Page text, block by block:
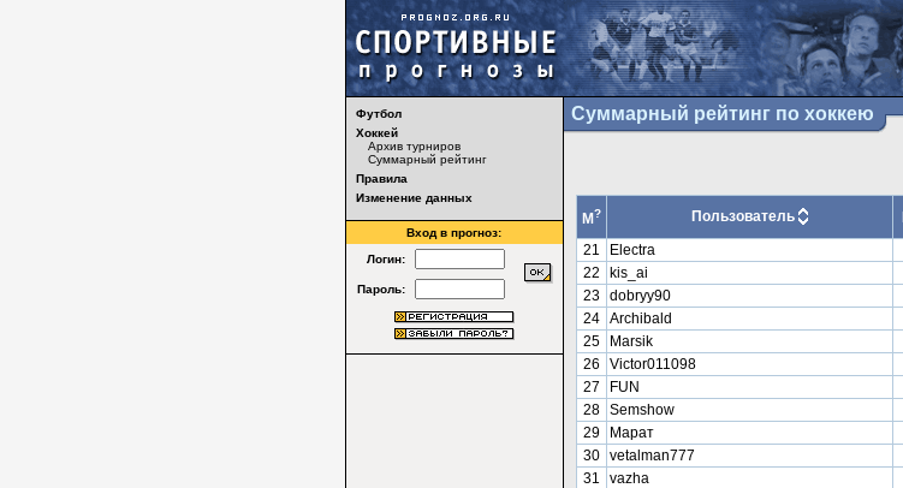
Футбол
Хоккей
Архив турниров
Суммарный рейтинг
Правила
Изменение данных
Вход в прогноз:
Логин:
Пароль:
Суммарный рейтинг по хоккею
М? Пользователь
21 Electra
22 kis_ai
23 dobryy90
24 Archibald
25 Marsik
26 Victor011098
27 FUN
28 Semshow
29 Марат
30 vetalman777
31 vazha